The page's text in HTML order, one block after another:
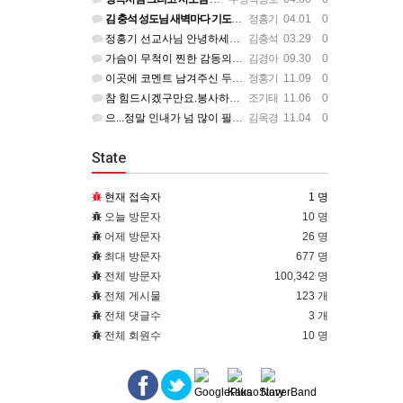
정홍기 04.01 0
김 충석 성도님 새벽마다 기도하신 다는 소식에 큰 위로를 받습니다. 주님께 대한 사랑이라 생각 됩니다. 주님…
김충석 03.29 0
정홍기 선교사님 안녕하세요? 저는 수영로교회를 섬기는 김충석성도입니다. 국민은행에 근무하고 있구요. 지난번 …
김경아 09.30 0
가슴이 무척이 찐한 감동의 편지를 읽었습니다. 너무나 서로의 변함 없는 사랑을 본 받길 원합니다. 정말 예전…
정홍기 11.09 0
이곳에 코멘트 남겨주신 두분이 보고 싶군요. 일일히 소식 전하지 못함을 죄송하개 생각합니다.
조기태 11.06 0
참 힘드시겠구만요.봉사하는 맴버가 욕심을 부린다는거....언제나 그 마음이 변할려나.... 정말 스트레스 많…
김옥경 11.04 0
으...정말 인내가 넘 많이 필요하시겠어요... 들어와 보니 넘 좋은데...선교사님 옆에서 얘기 듣고 있는거…
State
현재 접속자
1 명
오늘 방문자
10 명
어제 방문자
26 명
최대 방문자
677 명
전체 방문자
100,342 명
전체 게시물
123 개
전체 댓글수
3 개
전체 회원수
10 명